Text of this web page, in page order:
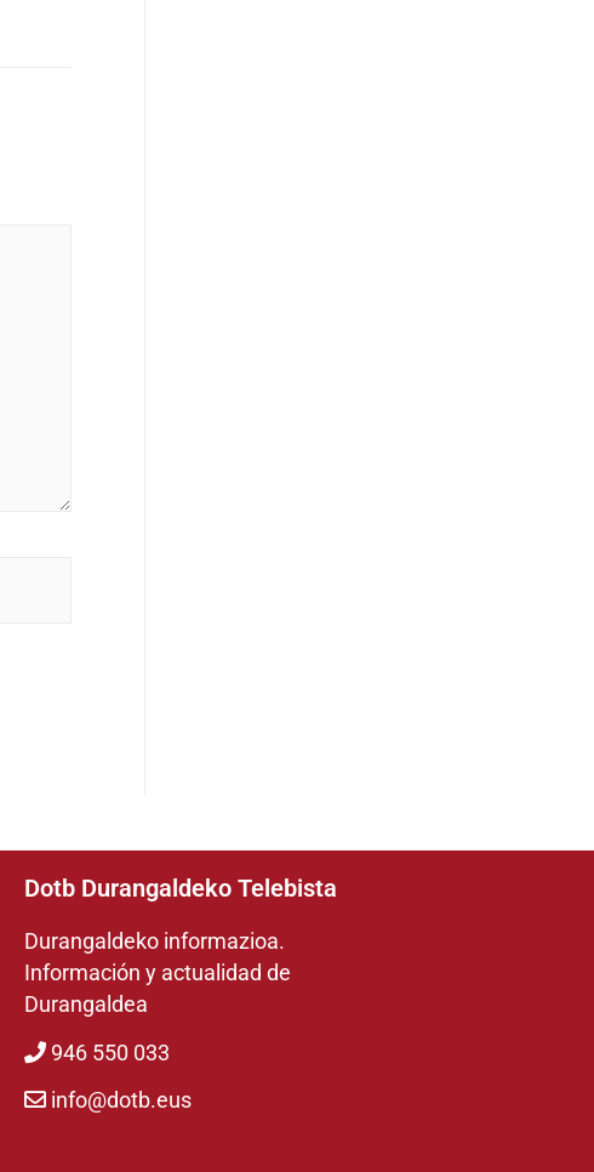
Dotb Durangaldeko Telebista
Durangaldeko informazioa.
Información y actualidad de
Durangaldea
946 550 033
info@dotb.eus